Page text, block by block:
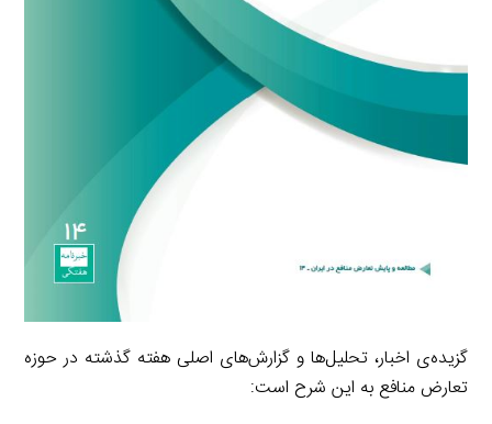
گزیده‌ی اخبار، تحلیل‌ها و گزارش‌های اصلی هفته گذشته در حوزه
تعارض منافع به این شرح است: